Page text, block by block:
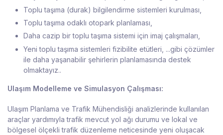
Toplu taşıma (durak) bilgilendirme sistemleri kurulması,
Toplu taşıma odaklı otopark planlaması,
Daha cazip bir toplu taşıma sistemi için imaj çalışmaları,
Yeni toplu taşıma sistemleri fizibilite etütleri, ...gibi çözümler
ile daha yaşanabilir şehirlerin planlamasında destek
olmaktayız..
Ulaşım Modelleme ve Simulasyon Çalışması:
Ulaşım Planlama ve Trafik Mühendisliği analizlerinde kullanılan
araçlar yardımıyla trafik mevcut yol ağı durumu ve lokal ve
bölgesel ölçekli trafik düzenleme neticesinde yeni oluşacak